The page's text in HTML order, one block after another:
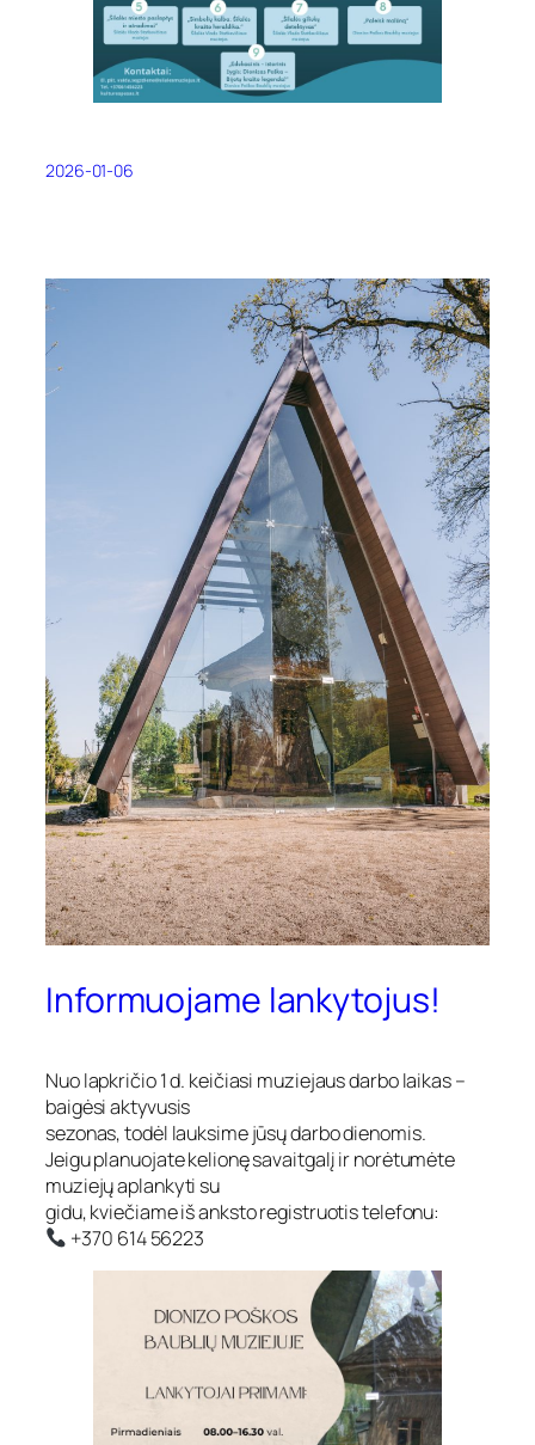
2026-01-06
Informuojame lankytojus!
Nuo lapkričio 1 d. keičiasi muziejaus darbo laikas –
baigėsi aktyvusis
sezonas, todėl lauksime jūsų darbo dienomis.
Jeigu planuojate kelionę savaitgalį ir norėtumėte
muziejų aplankyti su
gidu, kviečiame iš anksto registruotis telefonu:
+370 614 56223